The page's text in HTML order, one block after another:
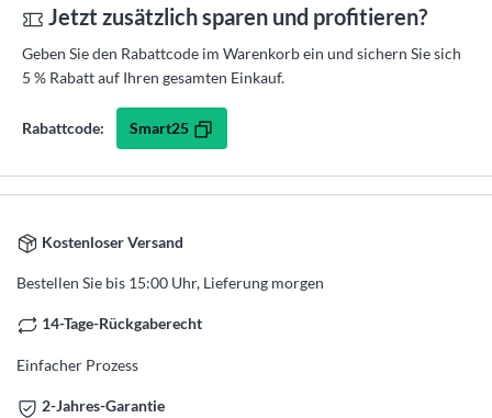
Jetzt zusätzlich sparen und profitieren?
Geben Sie den Rabattcode im Warenkorb ein und sichern Sie sich
5 % Rabatt auf Ihren gesamten Einkauf.
Rabattcode: Smart25
Kostenloser Versand
Bestellen Sie bis 15:00 Uhr, Lieferung morgen
14-Tage-Rückgaberecht
Einfacher Prozess
2-Jahres-Garantie